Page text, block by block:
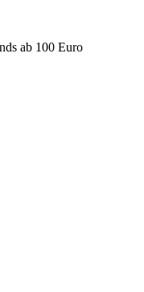
ab 100 Euro